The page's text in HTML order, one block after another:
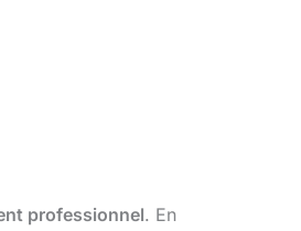
professionnel. En